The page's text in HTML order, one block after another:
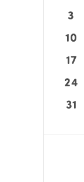
3
10
17
24
31